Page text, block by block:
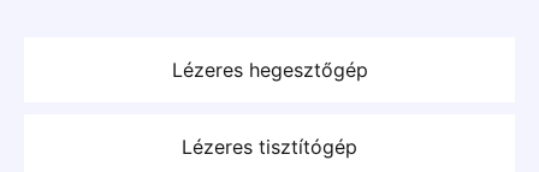
Lézeres hegesztőgép
Lézeres tisztítógép